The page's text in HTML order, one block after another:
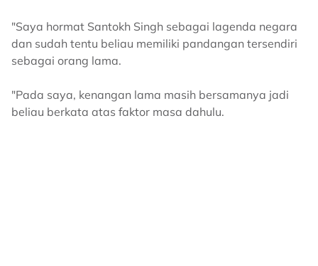
"Saya hormat Santokh Singh sebagai lagenda negara
dan sudah tentu beliau memiliki pandangan tersendiri
sebagai orang lama.
"Pada saya, kenangan lama masih bersamanya jadi
beliau berkata atas faktor masa dahulu.